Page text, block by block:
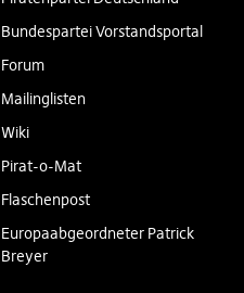
Bundespartei Vorstandsportal
Forum
Mailinglisten
Wiki
Pirat-o-Mat
Flaschenpost
Europaabgeordneter Patrick
Breyer